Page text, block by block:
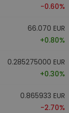
-0.60%
66.070 EUR
+0.80%
0.285275000 EUR
+0.30%
0.865933 EUR
-2.70%